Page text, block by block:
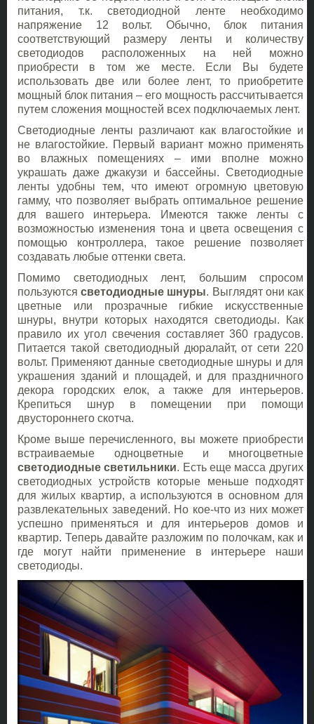
питания, т.к. светодиодной ленте необходимо
напряжение 12 вольт. Обычно, блок питания
соответствующий размеру ленты и количеству
светодиодов расположенных на ней можно
приобрести в том же месте. Если Вы будете
использовать две или более лент, то приобретите
мощный блок питания – его мощность рассчитывается
путем сложения мощностей всех подключаемых лент.
Светодиодные ленты различают как влагостойкие и
не влагостойкие. Первый вариант можно применять
во влажных помещениях – ими вполне можно
украшать даже джакузи и бассейны. Светодиодные
ленты удобны тем, что имеют огромную цветовую
гамму, что позволяет выбрать оптимальное решение
для вашего интерьера. Имеются также ленты с
возможностью изменения тона и цвета освещения с
помощью контроллера, такое решение позволяет
создавать любые оттенки света.
Помимо светодиодных лент, большим спросом
пользуютсясветодиодные шнуры. Выглядят они как
цветные или прозрачные гибкие искусственные
шнуры, внутри которых находятся светодиоды. Как
правило их угол свечения составляет 360 градусов.
Питается такой светодиодный дюралайт, от сети 220
вольт. Применяют данные светодиодные шнуры и для
украшения зданий и площадей, и для праздничного
декора городских елок, а также для интерьеров.
Крепиться шнур в помещении при помощи
двустороннего скотча.
Кроме выше перечисленного, вы можете приобрести
встраиваемые одноцветные и многоцветные
светодиодные светильники. Есть еще масса других
светодиодных устройств которые меньше подходят
для жилых квартир, а используются в основном для
развлекательных заведений. Но кое-что из них может
успешно применяться и для интерьеров домов и
квартир. Теперь давайте разложим по полочкам, как и
где могут найти применение в интерьере наши
светодиоды.